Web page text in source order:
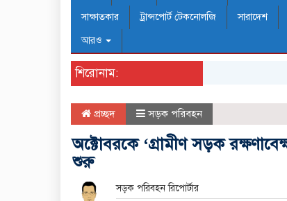
সাক্ষাতকার
ট্রান্সপোর্ট টেকনোলজি সারাদেশ
আরও
শিরোনাম:
প্রচ্ছদ সড়ক পরিবহন
অক্টোবরকে ‘গ্রামীণ সড়ক
শুরু
সড়ক পরিবহন রিপোর্টার